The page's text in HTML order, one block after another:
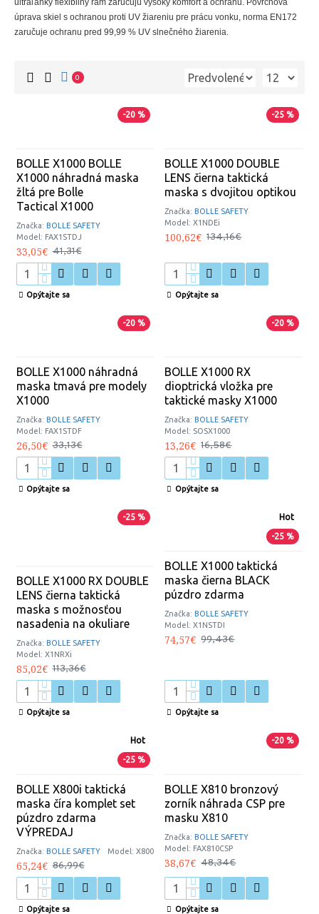
ultraľahký flexibilný rám zaručujú vysoký komfort a ochranu. Povrchová
úprava skiel s ochranou proti UV žiareniu pre prácu vonku, norma EN172
zaručuje ochranu pred 99,99 % UV slnečného žiarenia.
0
-20 %
Značka: BOLLE SAFETY
Model: FAX1STDJ
BOLLE X1000 BOLLE
X1000 náhradná maska
žltá pre Bolle
Tactical X1000
33,05€ 41,31€
Opýtajte sa
-25 %
Značka: BOLLE SAFETY
Model: X1NDEi
BOLLE X1000 DOUBLE
LENS čierna taktická
maska s dvojitou optikou
100,62€ 134,16€
Opýtajte sa
-20 %
Značka: BOLLE SAFETY
Model: FAX1STDF
BOLLE X1000 náhradná
maska tmavá pre modely
X1000
26,50€ 33,13€
Opýtajte sa
-20 %
Značka: BOLLE SAFETY
Model: SOSX1000
BOLLE X1000 RX
dioptrická vložka pre
taktické masky X1000
13,26€ 16,58€
Opýtajte sa
-25 %
Značka: BOLLE SAFETY
Model: X1NRXi
BOLLE X1000 RX DOUBLE
LENS čierna taktická
maska s možnosťou
nasadenia na okuliare
85,02€ 113,36€
Opýtajte sa
Hot
-25 %
Značka: BOLLE SAFETY
Model: X1NSTDI
BOLLE X1000 taktická
maska čierna BLACK
púzdro zdarma
74,57€ 99,43€
Opýtajte sa
Hot
-25 %
Značka: BOLLE SAFETY Model: X800
BOLLE X800i taktická
maska číra komplet set
púzdro zdarma
VÝPREDAJ
65,24€ 86,99€
Opýtajte sa
-20 %
Značka: BOLLE SAFETY
Model: FAX810CSP
BOLLE X810 bronzový
zorník náhrada CSP pre
masku X810
38,67€ 48,34€
Opýtajte sa